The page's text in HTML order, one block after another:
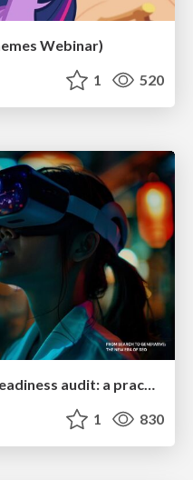
Webinar)
1 520
1 830